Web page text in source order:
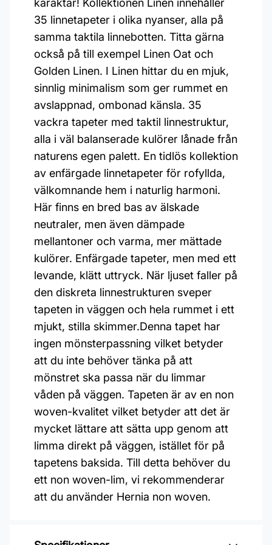
karaktär! Kollektionen Linen innehåller
35 linnetapeter i olika nyanser, alla på
samma taktila linnebotten. Titta gärna
också på till exempel Linen Oat och
Golden Linen. I Linen hittar du en mjuk,
sinnlig minimalism som ger rummet en
avslappnad, ombonad känsla. 35
vackra tapeter med taktil linnestruktur,
alla i väl balanserade kulörer lånade från
naturens egen palett. En tidlös kollektion
av enfärgade linnetapeter för rofyllda,
välkomnande hem i naturlig harmoni.
Här finns en bred bas av älskade
neutraler, men även dämpade
mellantoner och varma, mer mättade
kulörer. Enfärgade tapeter, men med ett
levande, klätt uttryck. När ljuset faller på
den diskreta linnestrukturen sveper
tapeten in väggen och hela rummet i ett
mjukt, stilla skimmer.Denna tapet har
ingen mönsterpassning vilket betyder
att du inte behöver tänka på att
mönstret ska passa när du limmar
våden på väggen. Tapeten är av en non
woven-kvalitet vilket betyder att det är
mycket lättare att sätta upp genom att
limma direkt på väggen, istället för på
tapetens baksida. Till detta behöver du
ett non woven-lim, vi rekommenderar
att du använder Hernia non woven.